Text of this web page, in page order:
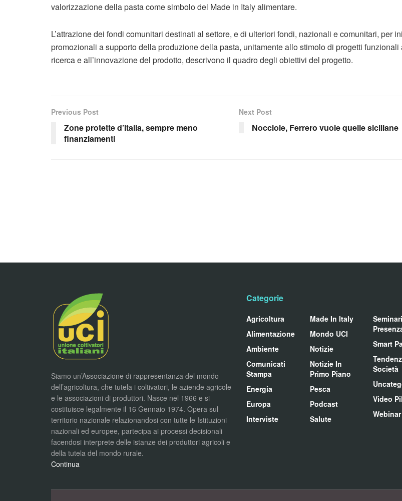
valorizzazione della pasta come simbolo del Made in Italy alimentare.
L’attrazione dei fondi comunitari destinati al settore, e di ulteriori fondi, nazionali e comunitari, per
promozionali a supporto della produzione della pasta, unitamente allo stimolo di progetti funzionali
ricerca e all’innovazione del prodotto, descrivono il quadro degli obiettivi del progetto.
Previous Post
Zone protette d’Italia, sempre meno
finanziamenti
Next Post
Nocciole, Ferrero vuole quelle siciliane
Siamo un’Associazione di rappresentanza del mondo
dell’agricoltura, che tutela i coltivatori, le aziende agricole
e le associazioni di produttori. Nasce nel 1966 e si
costituisce legalmente il 16 Gennaio 1974. Opera sul
territorio nazionale relazionandosi con tutte le Istituzioni
nazionali ed europee, partecipa ai processi decisionali
facendosi interprete delle istanze dei produttori agricoli e
della tutela del mondo rurale.
Continua
Categorie
Agricoltura
Alimentazione
Ambiente
Comunicati
Stampa
Energia
Europa
Interviste
Made In Italy
Mondo UCI
Notizie
Notizie In
Primo Piano
Pesca
Podcast
Salute
Smart
Società
Video
Webinar